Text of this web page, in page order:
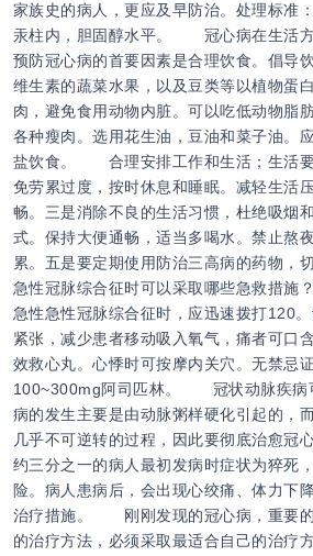
家族史的病人，更应及早防治。处理标准
汞柱内，胆固醇水平。 冠心病在生活
预防冠心病的首要因素是合理饮食。倡导
维生素的蔬菜水果，以及豆类等以植物蛋
肉，避免食用动物内脏。可以吃低动物脂
各种瘦肉。选用花生油，豆油和菜子油。
盐饮食。 合理安排工作和生活；生活要
免劳累过度，按时休息和睡眠。减轻生活
畅。三是消除不良的生活习惯，杜绝吸烟
式。保持大便通畅，适当多喝水。禁止熬
累。五是要定期使用防治三高病的药物
急性冠脉综合征时可以采取哪些急救措
急性急性冠脉综合征时，应迅速拨打120
紧张，减少患者移动吸入氧气，痛者可口
效救心丸。心悸时可按摩内关穴。无禁忌
100~300mg阿司匹林。 冠状动脉疾
病的发生主要是由动脉粥样硬化引起的，
几乎不可逆转的过程，因此要彻底治愈冠
约三分之一的病人最初发病时症状为猝死
险。病人患病后，会出现心绞痛、体力下
治疗措施。 刚刚发现的冠心病，重要的
的治疗方法，必须采取最适合自己的治疗